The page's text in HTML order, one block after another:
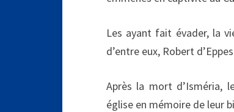
Les ayant fait évader, la
d’entre eux, Robert
Après la mort d’Isméria,
église en mémoire de leur